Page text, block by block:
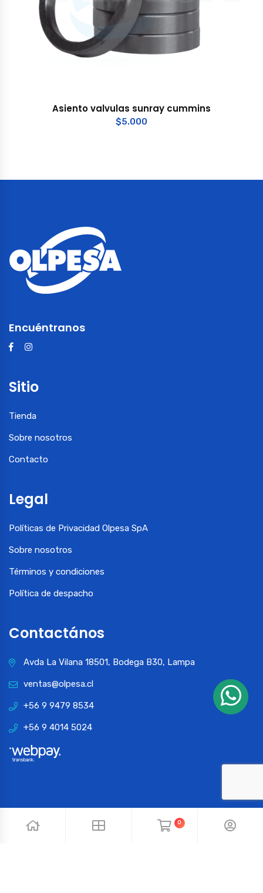
Asiento valvulas sunray cummins
$5.000
Encuéntranos
Sitio
Tienda
Sobre nosotros
Contacto
Legal
Políticas de Privacidad Olpesa SpA
Sobre nosotros
Términos y condiciones
Política de despacho
Contactános
Avda La Vilana 18501, Bodega B30, Lampa
ventas@olpesa.cl
+56 9 9479 8534
+56 9 4014 5024
0